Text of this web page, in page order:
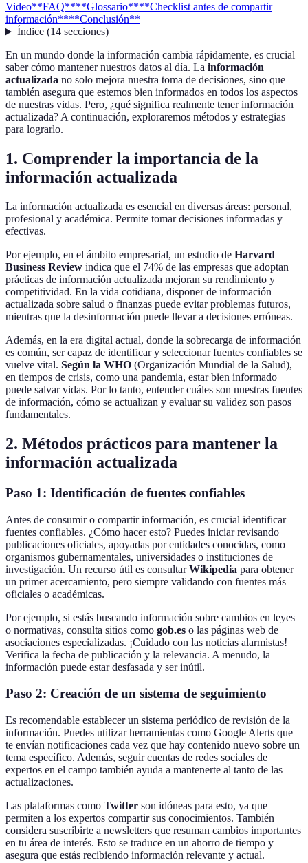
Video**FAQ****Glossario****Checklist antes de compartir
información****Conclusión**
Índice(14 secciones)
En un mundo donde la información cambia rápidamente, es crucial
saber cómo mantener nuestros datos al día. La información
actualizada no solo mejora nuestra toma de decisiones, sino que
también asegura que estemos bien informados en todos los aspectos
de nuestras vidas. Pero, ¿qué significa realmente tener información
actualizada? A continuación, exploraremos métodos y estrategias
para lograrlo.
1. Comprender la importancia de la
información actualizada
La información actualizada es esencial en diversas áreas: personal,
profesional y académica. Permite tomar decisiones informadas y
efectivas.
Por ejemplo, en el ámbito empresarial, un estudio de Harvard
Business Review indica que el 74% de las empresas que adoptan
prácticas de información actualizada mejoran su rendimiento y
competitividad. En la vida cotidiana, disponer de información
actualizada sobre salud o finanzas puede evitar problemas futuros,
mientras que la desinformación puede llevar a decisiones erróneas.
Además, en la era digital actual, donde la sobrecarga de información
es común, ser capaz de identificar y seleccionar fuentes confiables se
vuelve vital. Según la WHO (Organización Mundial de la Salud),
en tiempos de crisis, como una pandemia, estar bien informado
puede salvar vidas. Por lo tanto, entender cuáles son nuestras fuentes
de información, cómo se actualizan y evaluar su validez son pasos
fundamentales.
2. Métodos prácticos para mantener la
información actualizada
Paso 1: Identificación de fuentes confiables
Antes de consumir o compartir información, es crucial identificar
fuentes confiables. ¿Cómo hacer esto? Puedes iniciar revisando
publicaciones oficiales, apoyadas por entidades conocidas, como
organismos gubernamentales, universidades o instituciones de
investigación. Un recurso útil es consultarWikipedia para obtener
un primer acercamiento, pero siempre validando con fuentes más
oficiales o académicas.
Por ejemplo, si estás buscando información sobre cambios en leyes
o normativas, consulta sitios como gob.es o las páginas web de
asociaciones especializadas. ¡Cuidado con las noticias alarmistas!
Verifica la fecha de publicación y la relevancia. A menudo, la
información puede estar desfasada y ser inútil.
Paso 2: Creación de un sistema de seguimiento
Es recomendable establecer un sistema periódico de revisión de la
información. Puedes utilizar herramientas como Google Alerts que
te envían notificaciones cada vez que hay contenido nuevo sobre un
tema específico. Además, seguir cuentas de redes sociales de
expertos en el campo también ayuda a mantenerte al tanto de las
actualizaciones.
Las plataformas como Twitter son idóneas para esto, ya que
permiten a los expertos compartir sus conocimientos. También
considera suscribirte a newsletters que resuman cambios importantes
en tu área de interés. Esto se traduce en un ahorro de tiempo y
asegura que estás recibiendo información relevante y actual.